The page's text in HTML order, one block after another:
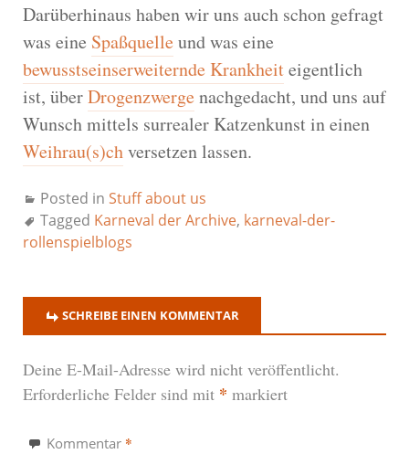
Darüberhinaus haben wir uns auch schon gefragt
was eine Spaßquelleund was eine
bewusstseinserweiternde Krankheiteigentlich
ist, überDrogenzwergenachgedacht, und uns auf
Wunsch mittels surrealer Katzenkunst in einen
Weihrau(s)chversetzen lassen.
Posted in Stuff about us
Tagged Karneval der Archive, karneval-der-
rollenspielblogs
SCHREIBE EINEN KOMMENTAR
Deine E-Mail-Adresse wird nicht veröffentlicht.
Erforderliche Felder sind mit * markiert
Kommentar *